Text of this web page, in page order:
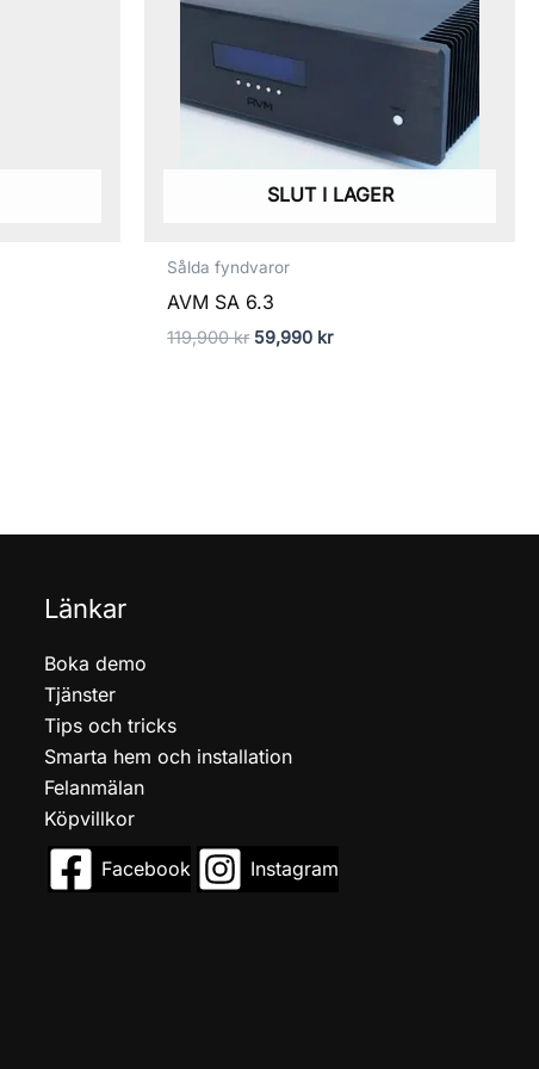
SLUT I LAGER
Sålda fyndvaror
AVM SA 6.3
119,900kr 59,990 kr
Länkar
Boka demo
Tjänster
Tips och tricks
Smarta hem och installation
Felanmälan
Köpvillkor
Facebook Instagram